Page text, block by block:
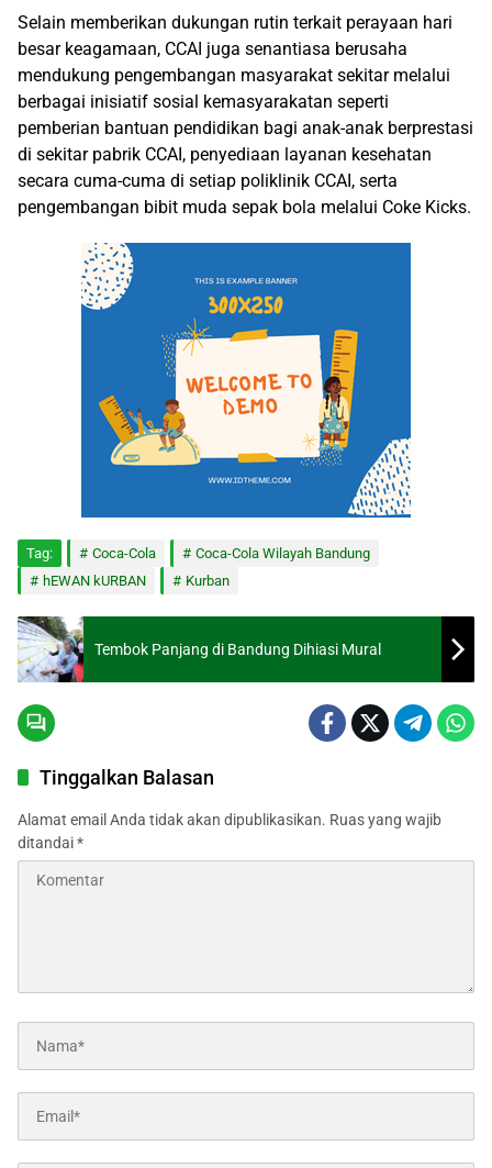
Selain memberikan dukungan rutin terkait perayaan hari
besar keagamaan, CCAI juga senantiasa berusaha
mendukung pengembangan masyarakat sekitar melalui
berbagai inisiatif sosial kemasyarakatan seperti
pemberian bantuan pendidikan bagi anak-anak berprestasi
di sekitar pabrik CCAI, penyediaan layanan kesehatan
secara cuma-cuma di setiap poliklinik CCAI, serta
pengembangan bibit muda sepak bola melalui Coke Kicks.
Tag: Coca-Cola
Coca-Cola Wilayah Bandung
hEWAN kURBAN
Kurban
Tembok Panjang di Bandung Dihiasi Mural
Tinggalkan Balasan
Alamat email Anda tidak akan dipublikasikan. Ruas yang wajib
ditandai*